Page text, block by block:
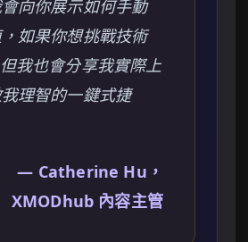
向你展示如何手動
如果你想挑戰技術
我也會分享我實際上
理智的一鍵式捷
— Catherine Hu，
XMODhub 內容主管